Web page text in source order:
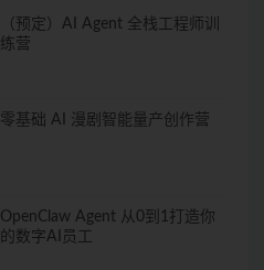
（预定）AI Agent 全栈工程师训
练营
零基础 AI 漫剧智能量产创作营
OpenClaw Agent 从0到1打造你
的数字AI员工